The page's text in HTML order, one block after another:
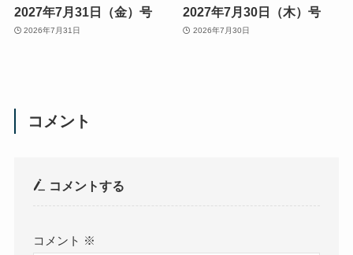
2027年7月31日（金）号
2026年7月31日
2027年7月30日（木）号
2026年7月30日
コメント
コメントする
コメント ※